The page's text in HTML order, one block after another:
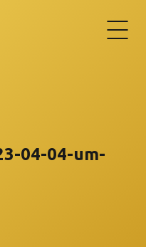
04-04-um-